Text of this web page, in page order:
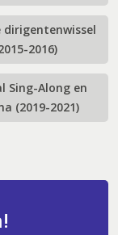
dirigentenwissel
2016)
Sing-Along en
(2019-2021)